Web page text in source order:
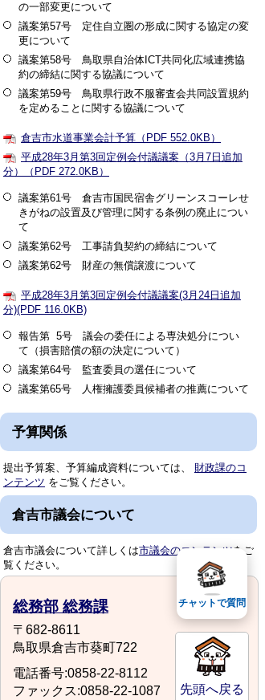
の一部変更について
議案第57号 定住自立圏の形成に関する協定の変
更について
議案第58号 鳥取県自治体ICT共同化広域連携協
約の締結に関する協議について
議案第59号 鳥取県行政不服審査会共同設置規約
を定めることに関する協議について
倉吉市水道事業会計予算（PDF 552.0KB）
平成28年3月第3回定例会付議議案（3月7日追加
分）（PDF 272.0KB）
議案第61号 倉吉市国民宿舎グリーンスコーレせ
きがねの設置及び管理に関する条例の廃止につい
て
議案第62号 工事請負契約の締結について
議案第62号 財産の無償譲渡について
平成28年3月第3回定例会付議議案(3月24日追加
分)(PDF 116.0KB)
報告第 5号 議会の委任による専決処分につい
て（損害賠償の額の決定について）
議案第64号 監査委員の選任について
議案第65号 人権擁護委員候補者の推薦について
予算関係
提出予算案、予算編成資料については、 財政課のコ
ンテンツ をご覧ください。
倉吉市議会について
倉吉市議会について詳しくは市議会のコンテンツ をご
覧ください。
総務部 総務課
〒682-8611
鳥取県倉吉市葵町722
電話番号:0858-22-8112
ファックス:0858-22-1087
先頭へ戻る
チャットで質問